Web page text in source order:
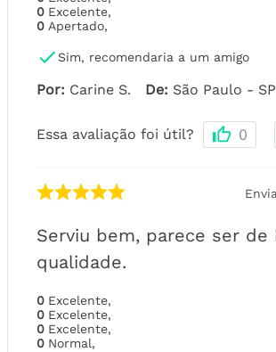
0 Excelente,
0 Apertado,
Sim, recomendaria a um amigo
Por: Carine S. De: São Paulo - SP
Essa avaliação foi útil? 0
Serviu bem, parece ser de
qualidade.
0 Excelente,
0 Excelente,
0 Excelente,
0 Normal,